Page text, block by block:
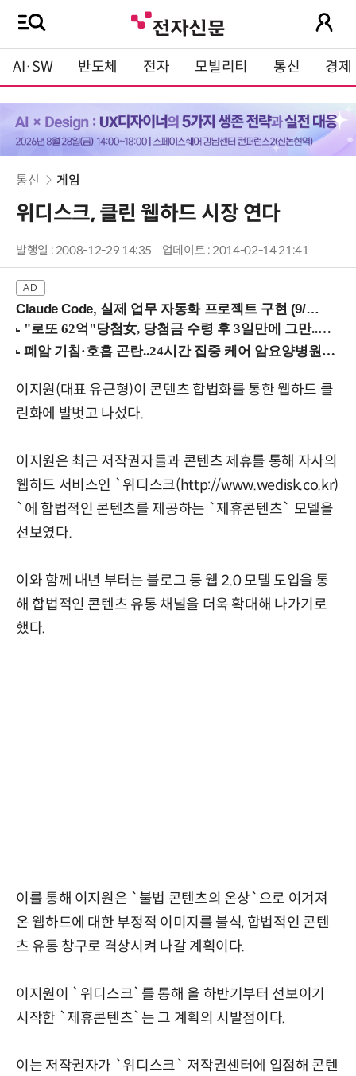
AI·SW 반도체 전자 모빌리티 통신 경제
통신 게임
위디스크, 클린 웹하드 시장 연다
발행일 : 2008-12-29 14:35 업데이트 : 2014-02-14 21:41
Claude Code, 실제 업무 자동화 프로젝트 구현 (9/16 ~17 강남역)
이지원(대표 유근형)이 콘텐츠 합법화를 통한 웹하드 클
린화에 발벗고 나섰다.
이지원은 최근 저작권자들과 콘텐츠 제휴를 통해 자사의
웹하드 서비스인 `위디스크(http://www.wedisk.co.kr)
`에 합법적인 콘텐츠를 제공하는 `제휴콘텐츠` 모델을
선보였다.
이와 함께 내년 부터는 블로그 등 웹 2.0 모델 도입을 통
해 합법적인 콘텐츠 유통 채널을 더욱 확대해 나가기로
했다.
이를 통해 이지원은 `불법 콘텐츠의 온상`으로 여겨져
온 웹하드에 대한 부정적 이미지를 불식, 합법적인 콘텐
츠 유통 창구로 격상시켜 나갈 계획이다.
이지원이 `위디스크`를 통해 올 하반기부터 선보이기
시작한 `제휴콘텐츠`는 그 계획의 시발점이다.
이는 저작권자가 `위디스크` 저작권센터에 입점해 콘텐